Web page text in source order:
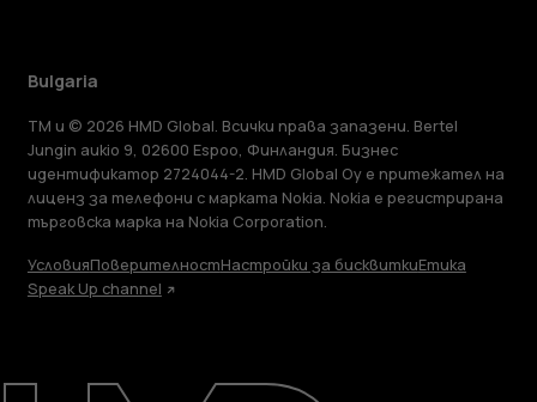
Информация
Bulgaria
TM и © 2026 HMD Global. Всички права запазени. Bertel
Jungin aukio 9, 02600 Espoo, Финландия. Бизнес
идентификатор 2724044-2. HMD Global Oy е притежател на
лиценз за телефони с марката Nokia. Nokia е регистрирана
търговска марка на Nokia Corporation.
УсловияПоверителностНастройки за бисквиткиЕтика
Speak Up channel